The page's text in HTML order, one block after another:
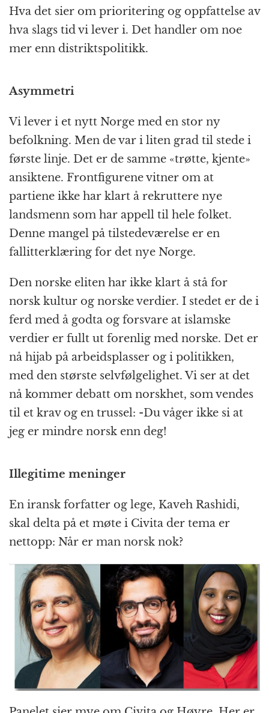
Hva det sier om prioritering og oppfattelse av
hva slags tid vi lever i. Det handler om noe
mer enn distriktspolitikk.
Asymmetri
Vi lever i et nytt Norge med en stor ny
befolkning. Men de var i liten grad til stede i
første linje. Det er de samme «trøtte, kjente»
ansiktene. Frontfigurene vitner om at
partiene ikke har klart å rekruttere nye
landsmenn som har appell til hele folket.
Denne mangel på tilstedeværelse er en
fallitterklæring for det nye Norge.
Den norske eliten har ikke klart å stå for
norsk kultur og norske verdier. I stedet er de i
ferd med å godta og forsvare at islamske
verdier er fullt ut forenlig med norske. Det er
nå hijab på arbeidsplasser og i politikken,
med den største selvfølgelighet. Vi ser at det
nå kommer debatt om norskhet, som vendes
til et krav og en trussel: -Du våger ikke si at
jeg er mindre norsk enn deg!
Illegitime meninger
En iransk forfatter og lege, Kaveh Rashidi,
skal delta på et møte i Civita der tema er
nettopp: Når er man norsk nok?